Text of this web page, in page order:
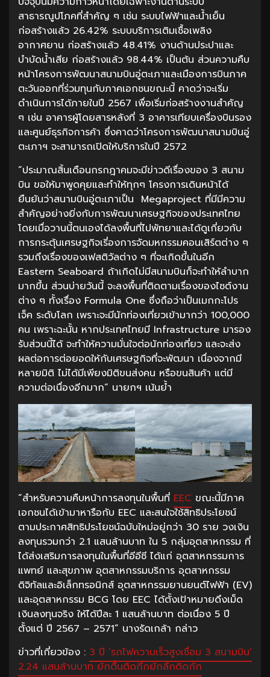
สาธารณูปโภคที่สำคัญ ๆ เช่น ระบบไฟฟ้าและน้ำเย็น
ก่อสร้างแล้ว 26.42% ระบบบริการเติมเชื้อเพลิง
อากาศยาน ก่อสร้างแล้ว 48.41% งานด้านประปาและ
บำบัดน้ำเสีย ก่อสร้างแล้ว 98.44% เป็นต้น ส่วนความคืบ
หน้าโครงการพัฒนาสนามบินอู่ตะเภาและเมืองการบินภาค
ตะวันออกที่ร่วมทุนกับภาคเอกชนขณะนี้ คาดว่าจะเริ่ม
ดำเนินการได้ภายในปี 2567 เพื่อเริ่มก่อสร้างงานสำคัญ
ๆ เช่น อาคารผู้โดยสารหลังที่ 3 อาคารเทียบเครื่องบินรอง
และศูนย์ธุรกิจการค้า ซึ่งคาดว่าโครงการพัฒนาสนามบินอู่
ตะเภาฯ จะสามารถเปิดให้บริการในปี 2572
“ประมาณสิ้นเดือนกรกฎาคมจะมีข่าวดีเรื่องของ 3 สนาม
บิน ขอให้มาพูดคุยและทำให้ทุกๆ โครงการเดินหน้าได้
ยืนยันว่าสนามบินอู่ตะเภาเป็น Megaproject ที่มีมีความ
สำคัญอย่างยิ่งกับการพัฒนาเศรษฐกิจของประเทศไทย
โดยเมื่อวานนี้ตนเองได้ลงพื้นที่ไปพัทยาและได้ดูเกี่ยวกับ
การกระตุ้นเศรษฐกิจเรี่องการจัดมหกรรมคอนเสิร์ตต่าง ๆ
รวมถึงเรื่องของเฟสติวัลต่าง ๆ ที่จะเกิดขึ้นในอีก
Eastern Seaboard ถ้าเกิดไม่มีสนามบินก็จะทำให้ลำบาก
มากขึ้น ส่วนบ่ายวันนี้ จะลงพื้นที่ติดตามเรื่องของไซต์งาน
ต่าง ๆ ทั้งเรื่อง Formula One ซึ่งถือว่าเป็นเมกกะโปร
เจ็ค ระดับโลก เพราะจะมีนักท่องเที่ยวเข้ามากว่า 100,000
คน เพราะฉะนั้น หากประเทศไทยมี Infrastructure มารอง
รับส่วนนี้ได้ จะทำให้ความมั่นใจต่อนักท่องเที่ยว และจะส่ง
ผลต่อการต่อยอดให้กับเศรษฐกิจที่จะพัฒนา เนื่องจากมี
หลายมิติ ไม่ได้มีเพียงมิติขนส่งคน หรือขนสินค้า แต่มี
ความต่อเนื่องอีกมาก“ นายกฯ เน้นย้ำ
“สำหรับความคืบหน้าการลงทุนในพื้นที่ EEC ขณะนี้มีภาค
เอกชนได้เข้ามาหารือกับ EEC และสนใจใช้สิทธิประโยชน์
ตามประกาศสิทธิประโยชน์ฉบับใหม่อยู่กว่า 30 ราย วงเงิน
ลงทุนรวมกว่า 2.1 แสนล้านบาท ใน 5 กลุ่มอุตสาหกรรม ที่
ได้ส่งเสริมการลงทุนในพื้นที่อีอีซี ได้แก่ อุตสาหกรรมการ
แพทย์ และสุขภาพ อุตสาหกรรมบริการ อุตสาหกรรม
ดิจิทัลและอิเล็กทรอนิกส์ อุตสาหกรรมยานยนต์ไฟฟ้า (EV)
และอุตสาหกรรม BCG โดย EEC ได้ตั้งเป้าหมายดึงเม็ด
เงินลงทุนจริง ให้ได้ปีละ 1 แสนล้านบาท ต่อเนื่อง 5 ปี
ตั้งแต่ ปี 2567 – 2571” นางรัดเกล้า กล่าว
ข่าวที่เกี่ยวข้อง : 3 ปี ‘รถไฟความเร็วสูงเชื่อม 3 สนามบิน’
2.24 แสนล้านบาท ยักตื้นติดกึกยักลึกติดกัก